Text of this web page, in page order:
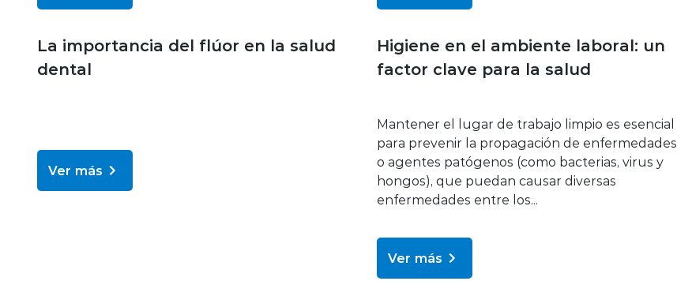
La importancia del flúor en la salud
dental
Ver más
Higiene en el ambiente laboral: un
factor clave para la salud
Mantener el lugar de trabajo limpio es esencial
para prevenir la propagación de enfermedades
o agentes patógenos (como bacterias, virus y
hongos), que puedan causar diversas
enfermedades entre los...
Ver más